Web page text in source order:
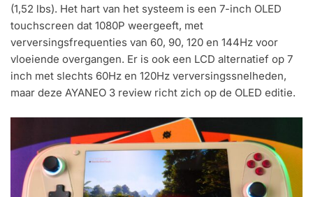
(1,52 lbs). Het hart van het systeem is een 7-inch OLED
touchscreen dat 1080P weergeeft, met
verversingsfrequenties van 60, 90, 120 en 144Hz voor
vloeiende overgangen. Er is ook een LCD alternatief op 7
inch met slechts 60Hz en 120Hz verversingssnelheden,
maar deze AYANEO 3 review richt zich op de OLED editie.